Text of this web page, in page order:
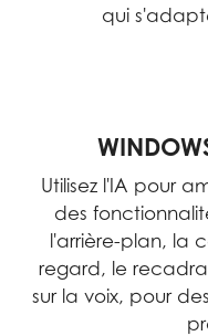
qui
Utilisez l'IA pour
des
l'arrière-plan, la
regard, le
sur la voix, pour